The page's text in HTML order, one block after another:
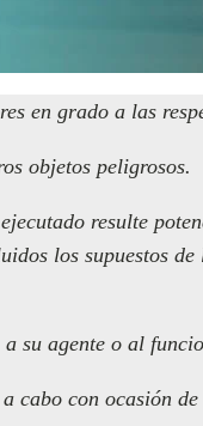
en grado a las
objetos peligrosos.
resulte
los supuestos
su agente o al
a cabo con ocasión